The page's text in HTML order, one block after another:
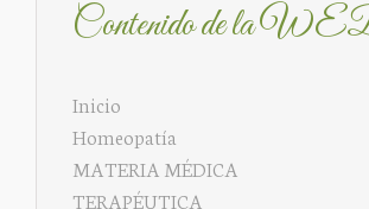
Contenido de la
Inicio
Homeopatía
MATERIA MÉDICA
TERAPÉUTICA